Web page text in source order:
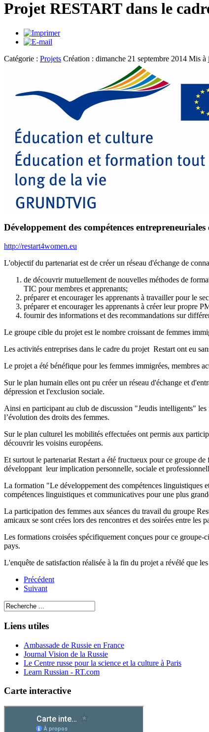
Projet RESTART dans le
Catégorie : Projets Création : dimanche 21 septembre 2014 Mis à
Développement des compétences
http://restart4women.eu
L'objectif du partenariat est de créer un réseau d'échange de
de découvrir mutuellement de nouvelles méthodes de
TIC pour membres et apprenants;
préparer et encourager les apprenants à travailler pour le
préparer et encourager les apprenants à créer leur propre
fournir des informations et des recommandations sur
Le groupe cible du projet est le nombre croissant de femmes
Les activités entreprises dans le cadre du projet Restart ont eu
Le projet a été bénéfique pour les femmes immigrées, membres
Sur le plan humain elles ont pu créer un réseau d'échange et
dépression et l'exclusion sociale.
Ainsi en participant au club de discussion "Jeudis intelligents"
l’évolution des droits des femmes.
Sur le plan culturel les mobilités effectuées ont permis aux
découvrir les voisins européens.
Et surtout le partenariat Restart a été fructueux pour ce groupe
développant leur implication personnelle, sociale et
La formation "Le développement des compétences linguistiques
compétences linguistiques et communicatives pour une plus
La participation des femmes aux séances du travail du groupe
amicaux se sont crées lors des rencontres et des soirées entre les
Les formations croisées spécifiquement conçues pour ce groupe-
pays.
L'enquête de satisfaction réalisée à la fin du projet a révélé que
Précédent
Suivant
Liens utiles
Ambassade de Russie en France
Journal Vision de la Russie
Le Centre russe pour la science et la culture à Paris
Learn Russian - RT.com
Carte interactive